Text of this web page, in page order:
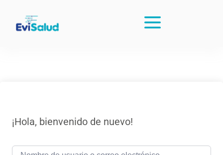
¡Hola, bienvenido de nuevo!